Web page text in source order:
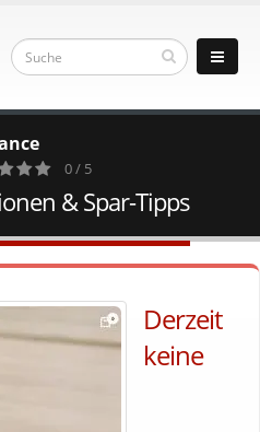
0 / 5
& Spar-Tipps
Derzeit
keine